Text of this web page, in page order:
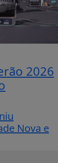
2026
Nova e